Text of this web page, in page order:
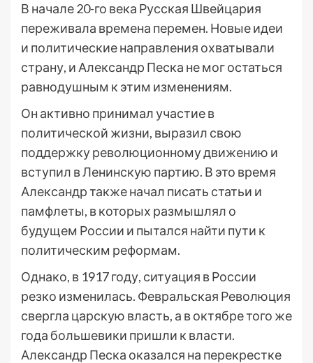
В начале 20-го века Русская Швейцария
переживала времена перемен. Новые идеи
и политические направления охватывали
страну, и Александр Песка не мог остаться
равнодушным к этим изменениям.
Он активно принимал участие в
политической жизни, выразил свою
поддержку революционному движению и
вступил в Ленинскую партию. В это время
Александр также начал писать статьи и
памфлеты, в которых размышлял о
будущем России и пытался найти пути к
политическим реформам.
Однако, в 1917 году, ситуация в России
резко изменилась. Февральская Революция
свергла царскую власть, а в октябре того же
года большевики пришли к власти.
Александр Песка оказался на перекрестке